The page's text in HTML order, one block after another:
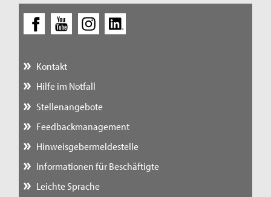
Kontakt
Hilfe im Notfall
Stellenangebote
Feedbackmanagement
Hinweisgebermeldestelle
Informationen für Beschäftigte
Leichte Sprache